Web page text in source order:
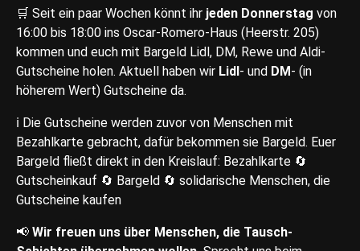
🛒 Seit ein paar Wochen könnt ihr jeden Donnerstag von
16:00 bis 18:00 ins Oscar-Romero-Haus (Heerstr. 205)
kommen und euch mit Bargeld Lidl, DM, Rewe und Aldi-
Gutscheine holen. Aktuell haben wir Lidl- und DM- (in
höherem Wert) Gutscheine da.
ℹ️ Die Gutscheine werden zuvor von Menschen mit
Bezahlkarte gebracht, dafür bekommen sie Bargeld. Euer
Bargeld fließt direkt in den Kreislauf: Bezahlkarte 🔄
Gutscheinkauf 🔄 Bargeld 🔄 solidarische Menschen, die
Gutscheine kaufen
📢 Wir freuen uns über Menschen, die Tausch-